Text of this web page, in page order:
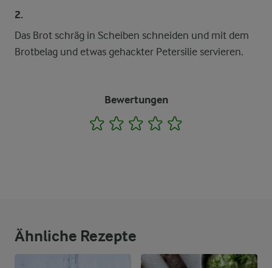
2.
Das Brot schräg in Scheiben schneiden und mit dem
Brotbelag und etwas gehackter Petersilie servieren.
Bewertungen
1 2 3 4
Ähnliche Rezepte